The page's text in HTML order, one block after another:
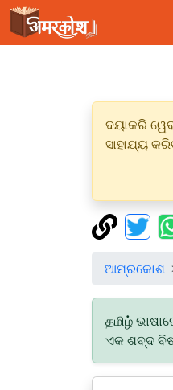
ଦୟାକରି
ସାହାଯ୍ୟ
ଆମ୍ରକୋଶ
தமிழ்
ଏକ ଶବ୍ଦ